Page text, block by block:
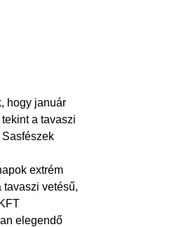
hogy január
a tavaszi
extrém
vetésű,
elegendő